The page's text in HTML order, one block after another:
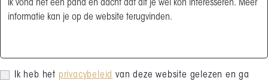
Ik heb het privacybeleid van deze website gelezen en ga